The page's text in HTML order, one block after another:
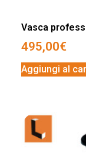
Vasca
495,00€
Aggiungi al